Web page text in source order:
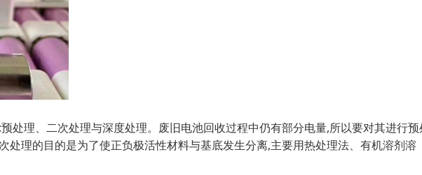
处理、二次处理与深度处理。废旧电池回收过程中仍有部分电量,所以要对其进行预
处理的目的是为了使正负极活性材料与基底发生分离,主要用热处理法、有机溶剂溶